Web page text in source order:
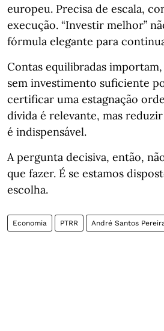
europeu. Precisa de escala,
execução. “Investir melhor”
fórmula elegante para
Contas equilibradas
sem investimento suficiente
certificar uma estagnação
dívida é relevante, mas
é indispensável.
A pergunta decisiva, então,
que fazer. É se estamos
escolha.
Economia PTRR André Santos